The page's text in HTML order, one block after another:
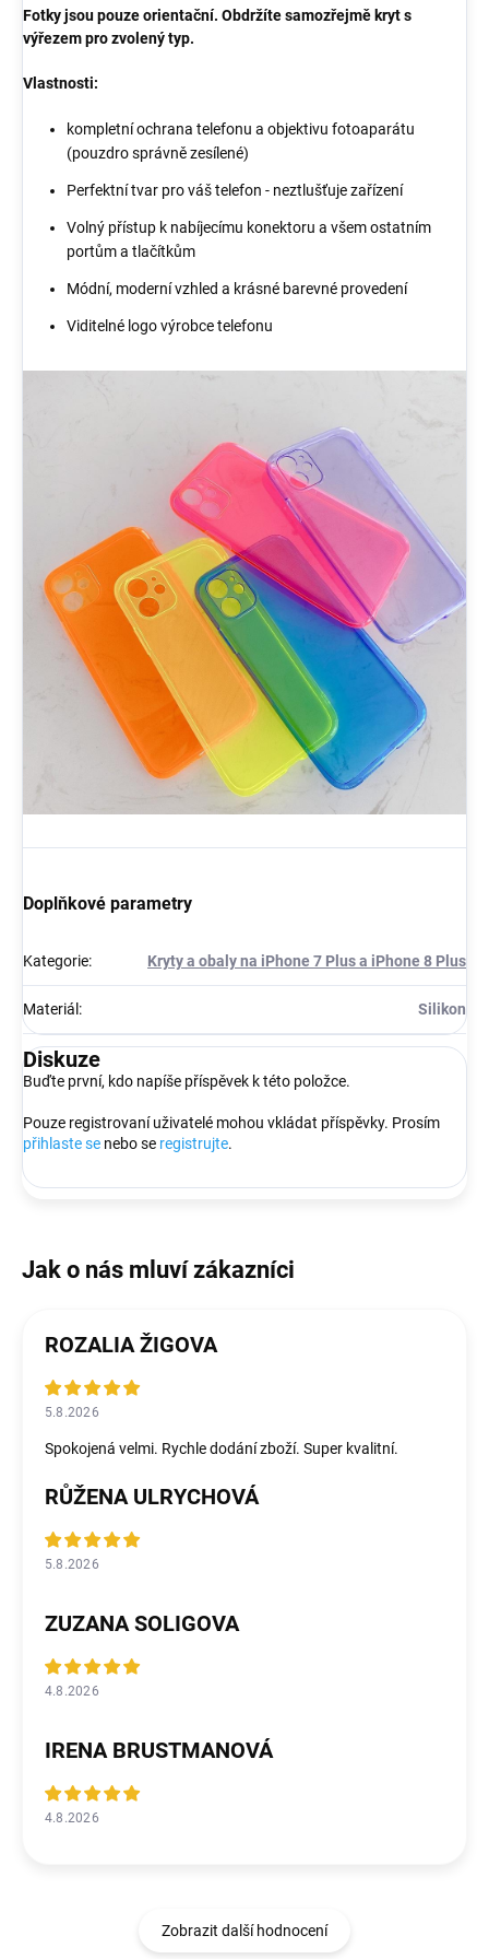
Fotky jsou pouze orientační. Obdržíte samozřejmě kryt s
výřezem pro zvolený typ.
Vlastnosti:
kompletní ochrana telefonu a objektivu fotoaparátu
(pouzdro správně zesílené)
Perfektní tvar pro váš telefon - neztlušťuje zařízení
Volný přístup k nabíjecímu konektoru a všem ostatním
portům a tlačítkům
Módní, moderní vzhled a krásné barevné provedení
Viditelné logo výrobce telefonu
Doplňkové parametry
Kategorie: Kryty a obaly na iPhone 7 Plus a iPhone 8 Plus
Materiál : Silikon
Diskuze
Buďte první, kdo napíše příspěvek k této položce.
Pouze registrovaní uživatelé mohou vkládat příspěvky. Prosím
přihlaste se nebo se registrujte.
ROZALIA ŽIGOVA
5.8.2026
Spokojená velmi. Rychle dodání zboží. Super kvalitní.
RŮŽENA ULRYCHOVÁ
5.8.2026
ZUZANA SOLIGOVA
4.8.2026
IRENA BRUSTMANOVÁ
4.8.2026
Zobrazit další hodnocení